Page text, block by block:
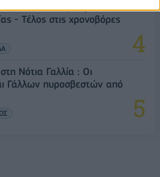
λύση στο ζήτημα των
- Τέλος στις χρονοβόρες
Νότια Γαλλία : Οι
Γάλλων πυροσβεστών από